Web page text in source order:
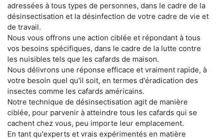
adressées à tous types de personnes, dans le cadre de la
désinsectisation et la désinfection de votre cadre de vie et
de travail.
Nous vous offrons une action ciblée et répondant à tous
vos besoins spécifiques, dans le cadre de la lutte contre
les nuisibles tels que les cafards de maison.
Nous délivrons une réponse efficace et vraiment rapide, à
votre besoin quel qu'il soit, en termes d'éradication des
insectes comme les cafards américains.
Notre technique de désinsectisation agit de manière
ciblée, pour parvenir à atteindre tous les cafards qui se
cachent chez vous, peu importe leur emplacement.
En tant qu'experts et vrais expérimentés en matière